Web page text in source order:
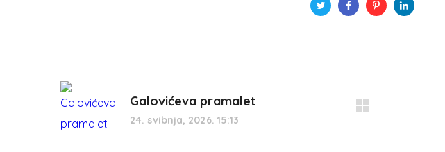
Galovićeva pramalet
24. svibnja, 2026. 15:13